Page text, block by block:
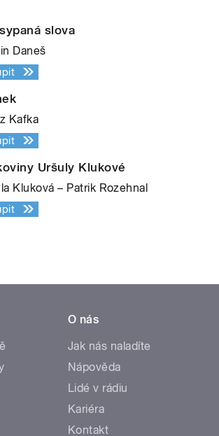
slova
Daneš
Kafka
Uršuly Klukové
Kluková – Patrik Rozehnal
O nás
Jak nás naladíte
Nápověda
Lidé v rádiu
Kariéra
Kontakt